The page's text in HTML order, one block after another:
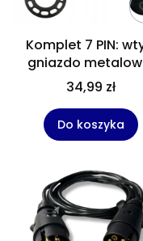
Komplet 7 PIN:
gniazdo
uchwyt oraz
34,99 zł
Do koszyka